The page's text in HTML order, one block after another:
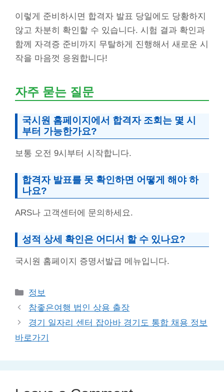
이렇게 준비하시면 합격자 발표 당일에도 당황하지
않고 차분히 확인할 수 있습니다. 시험 결과 확인과
함께 자격증 준비까지 무탈하게 진행해서 새로운 시
작을 마음껏 응원합니다!
자주 묻는 질문
국시원 홈페이지에서 합격자 조회는 몇 시
부터 가능한가요?
보통 오전 9시부터 시작합니다.
합격자 발표를 못 확인하면 어떻게 해야 하
나요?
ARS나 고객센터에 문의하세요.
성적 상세 확인은 어디서 할 수 있나요?
국시원 홈페이지 증명서발급 메뉴입니다.
Categories
정보
참좋은여행 법인 상용 출장
경기 일자리 센터 잡아바 경기도 통합 채용 정보
바로가기